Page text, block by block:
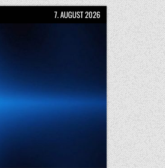
7. AUGUST 2026